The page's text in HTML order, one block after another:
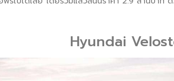
Hyundai